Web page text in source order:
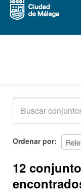
Acerca de
Ordenar por
12